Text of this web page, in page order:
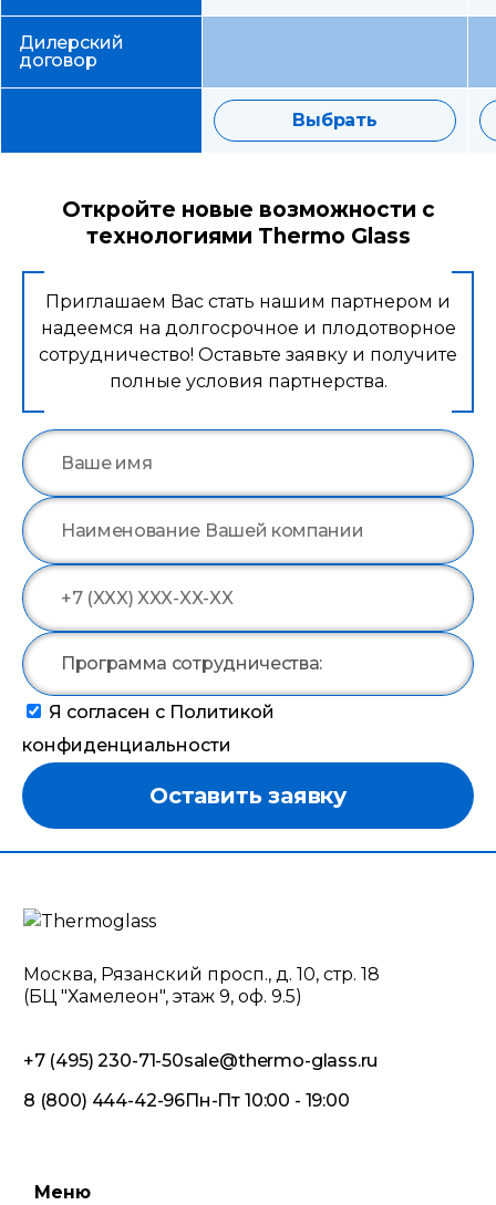
Дилерский
договор
Выбрать
Откройте новые возможности с
технологиями Thermo Glass
Приглашаем Вас стать нашим партнером и
надеемся на долгосрочное и плодотворное
сотрудничество! Оставьте заявку и получите
полные условия партнерства.
Я согласен с Политикой
конфиденциальности
Оставить заявку
Москва, Рязанский просп., д. 10, стр. 18
(БЦ "Хамелеон", этаж 9, оф. 9.5)
+7 (495) 230-71-50
8 (800) 444-42-96
sale@thermo-glass.ru
Пн-Пт 10:00 - 19:00
Меню